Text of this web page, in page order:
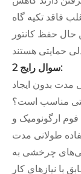
فاقد تکیه گاه
حفظ کانتور
سوال رایج 2:
مدت بدون ایجاد
مناسب است؟
فوم ارگونومیک و
طولانی مدت
چرخشی به
با نیازهای کار